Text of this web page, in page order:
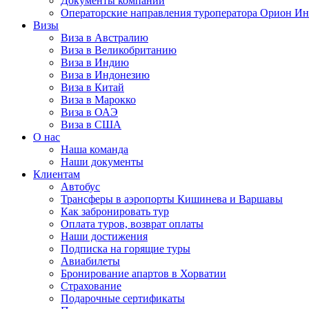
Операторские направления туроператора Орион
Визы
Виза в Австралию
Виза в Великобританию
Виза в Индию
Виза в Индонезию
Виза в Китай
Виза в Марокко
Виза в ОАЭ
Виза в США
О нас
Наша команда
Наши документы
Клиентам
Автобус
Трансферы в аэропорты Кишинева и Варшавы
Как забронировать тур
Оплата туров, возврат оплаты
Наши достижения
Подписка на горящие туры
Авиабилеты
Бронирование апартов в Хорватии
Страхование
Подарочные сертификаты